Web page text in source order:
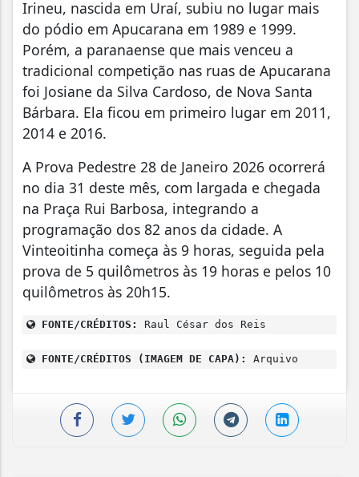
Irineu, nascida em Uraí, subiu no lugar mais
do pódio em Apucarana em 1989 e 1999.
Porém, a paranaense que mais venceu a
tradicional competição nas ruas de Apucarana
foi Josiane da Silva Cardoso, de Nova Santa
Bárbara. Ela ficou em primeiro lugar em 2011,
2014 e 2016.
A Prova Pedestre 28 de Janeiro 2026 ocorrerá
no dia 31 deste mês, com largada e chegada
na Praça Rui Barbosa, integrando a
programação dos 82 anos da cidade. A
Vinteoitinha começa às 9 horas, seguida pela
prova de 5 quilômetros às 19 horas e pelos 10
quilômetros às 20h15.
FONTE/CRÉDITOS: Raul César dos Reis
FONTE/CRÉDITOS (IMAGEM DE CAPA): Arquivo